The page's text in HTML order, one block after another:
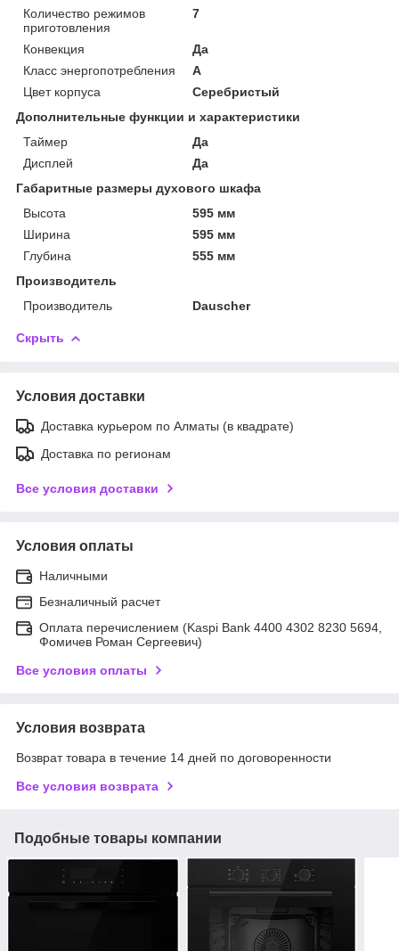
Количество режимов
приготовления
7
Конвекция
Да
Класс энергопотребления
A
Цвет корпуса
Серебристый
Дополнительные функции и характеристики
Таймер
Да
Дисплей
Да
Габаритные размеры духового шкафа
Высота
595 мм
Ширина
595 мм
Глубина
555 мм
Производитель
Производитель
Dauscher
Скрыть
Условия доставки
Доставка курьером по Алматы (в квадрате)
Доставка по регионам
Все условия доставки
Условия оплаты
Наличными
Безналичный расчет
Оплата перечислением (Kaspi Bank 4400 4302 8230 5694,
Фомичев Роман Сергеевич)
Все условия оплаты
Условия возврата
Возврат товара в течение 14 дней по договоренности
Все условия возврата
Подобные товары компании